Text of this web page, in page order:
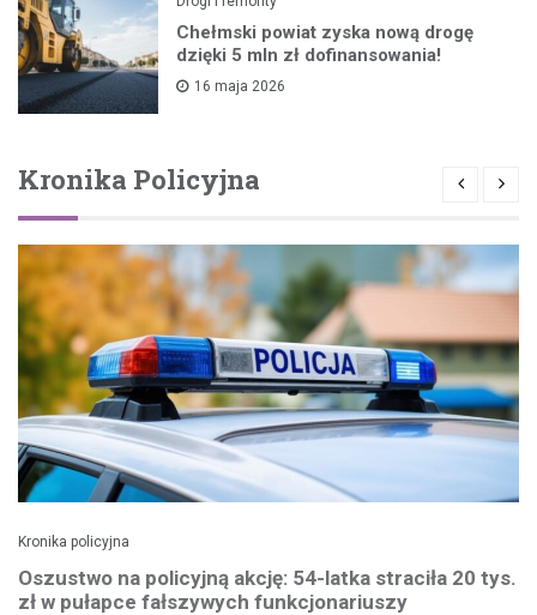
Chełmski powiat zyska nową drogę
dzięki 5 mln zł dofinansowania!
16 maja 2026
Kronika Policyjna
Kronika policyjna
Oszustwo na policyjną akcję: 54-latka straciła 20 tys.
zł w pułapce fałszywych funkcjonariuszy